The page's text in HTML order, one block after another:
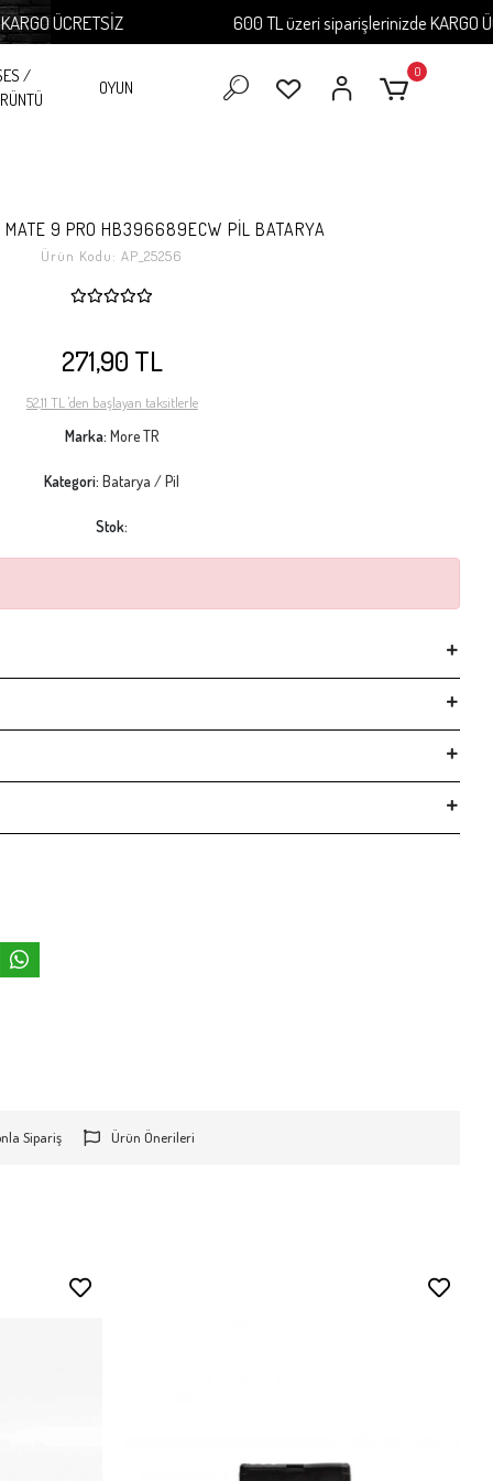
ÜCRETSİZ 600 TL üzeri siparişlerinizde KARGO
/
OYUN
0
MATE 9 PRO HB396689ECW PİL BATARYA
Ürün Kodu:AP_25256
271,90 TL
52,11 TL 'den başlayan taksitlerle
Marka:More TR
Kategori:Batarya / Pil
Stok:
Sipariş Ürün Önerileri